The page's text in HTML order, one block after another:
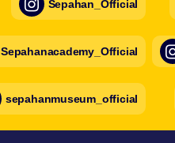
Sepahan_Official
Sepahanacademy_Official
sepahanmuseum_official